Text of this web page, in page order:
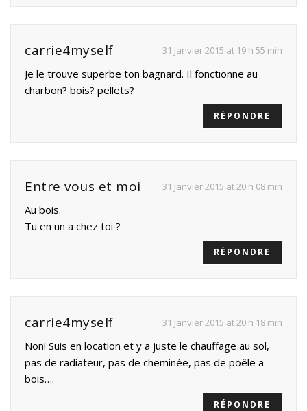
carrie4myself 31 janvier 2015 at 19 h 55 min
Je le trouve superbe ton bagnard. Il fonctionne au
charbon? bois? pellets?
RÉPONDRE
Entre vous et moi 31 janvier 2015 at 20 h 08 min
Au bois.
Tu en un a chez toi ?
RÉPONDRE
carrie4myself 31 janvier 2015 at 20 h 18 min
Non! Suis en location et y a juste le chauffage au sol,
pas de radiateur, pas de cheminée, pas de poêle a
bois….
RÉPONDRE